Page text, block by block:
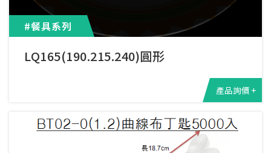
#餐具系列
LQ165(190.215.240)圓形
產品詢價 +